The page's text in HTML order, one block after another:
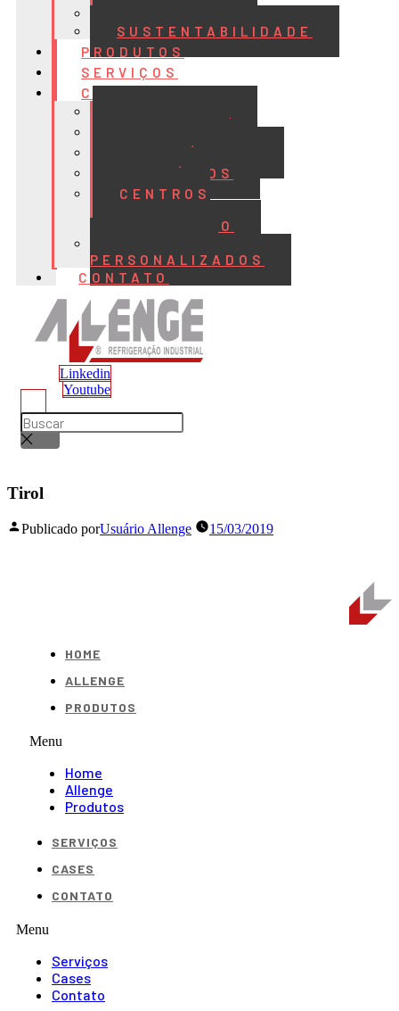
SUSTENTABILIDADE
PRODUTOS
SERVIÇOS
CASES
FRIGORÍFICOS
LATICÍNIOS
CENTROS
DISTRIBUIÇÃO
PERSONALIZADOS
CONTATO
Linkedin
Youtube
Tirol
Publicado porUsuário Allenge 15/03/2019
HOME
ALLENGE
PRODUTOS
Menu
Home
Allenge
Produtos
SERVIÇOS
CASES
CONTATO
Menu
Serviços
Cases
Contato